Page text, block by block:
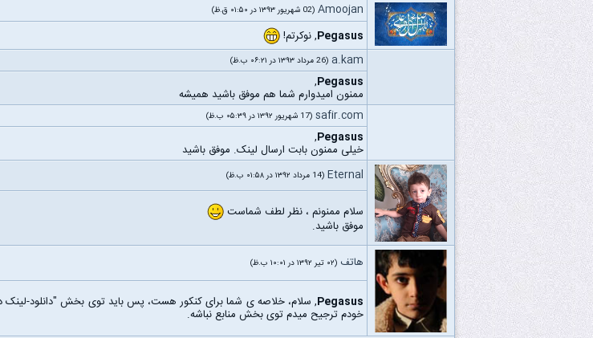
Amoojan (02 شهریور ۱۳۹۳ در ۰۱:۵۰ ق.ظ)
Pegasus, نوکرتم!
a.kam (26 مرداد ۱۳۹۳ در ۰۶:۲۱ ب.ظ)
Pegasus
,
ممنون امیدوارم شما هم موفق باشید همیشه
safir.com (17 شهریور ۱۳۹۲ در ۰۵:۳۹ ب.ظ)
Pegasus
,
خیلی ممنون بابت ارسال لینک. موفق باشید
Eternal (14 مرداد ۱۳۹۲ در ۰۱:۵۸ ب.ظ)
سلام ممنونم ، نظر لطف شماست
موفق باشید.
هاتف (۰۲ تیر ۱۳۹۲ در ۱۰:۰۱ ب.ظ)
Pegasus, سلام، خلاصه ی شما برای کنکور هست، پس باید توی بخش "دانلود-لینک
خودم ترجیح میدم توی بخش منابع نباشه.